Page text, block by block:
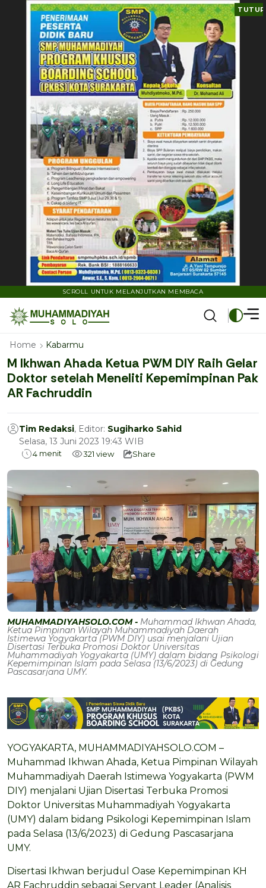
TUTUP
SCROLL UNTUK MELANJUTKAN MEMBACA
Home Kabarmu
M Ikhwan Ahada Ketua PWM DIY Raih Gelar
Doktor setelah Meneliti Kepemimpinan Pak
AR Fachruddin
Tim Redaksi, Editor: Sugiharko Sahid
Selasa, 13 Juni 2023 19:43 WIB
4 menit 321 view Share
MUHAMMADIYAHSOLO.COM - Muhammad Ikhwan Ahada,
Ketua Pimpinan Wilayah Muhammadiyah Daerah
Istimewa Yogyakarta (PWM DIY) usai menjalani Ujian
Disertasi Terbuka Promosi Doktor Universitas
Muhammadiyah Yogyakarta (UMY) dalam bidang Psikologi
Kepemimpinan Islam pada Selasa (13/6/2023) di Gedung
Pascasarjana UMY.
YOGYAKARTA, MUHAMMADIYAHSOLO.COM –
Muhammad Ikhwan Ahada, Ketua Pimpinan Wilayah
Muhammadiyah Daerah Istimewa Yogyakarta (PWM
DIY) menjalani Ujian Disertasi Terbuka Promosi
Doktor Universitas Muhammadiyah Yogyakarta
(UMY) dalam bidang Psikologi Kepemimpinan Islam
pada Selasa (13/6/2023) di Gedung Pascasarjana
UMY.
Disertasi Ikhwan berjudul Oase Kepemimpinan KH
AR Fachruddin sebagai Servant Leader (Analisis